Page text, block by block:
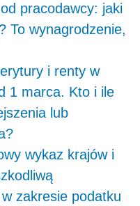
pracodawcy: jaki
To wynagrodzenie,
i renty w
1 marca. Kto i ile
lub
wykaz krajów i
zakresie podatku